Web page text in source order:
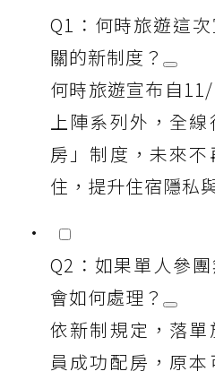
Q1：何時旅遊這
關的新制度？
何時旅遊宣布自
上陣系列外，全
房」制度，未來
住，提升住宿隱私
Q2：如果單人參
會如何處理？
依新制規定，落
員成功配房，原